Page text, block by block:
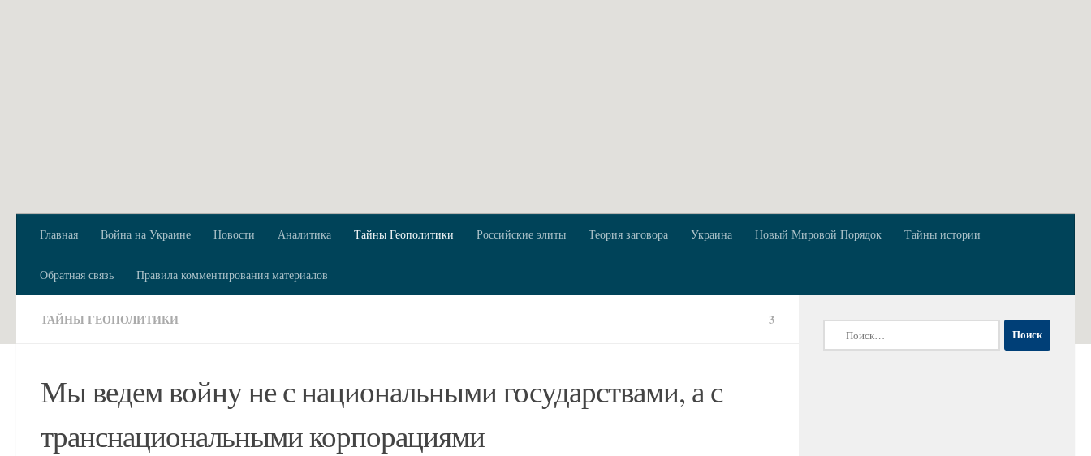
Главная Война на Украине Новости Аналитика Тайны Геополитики Российские элиты Теория заговора Украина Новый Мировой Порядок Тайны истории
Обратная связь Правила комментирования материалов
ТАЙНЫ ГЕОПОЛИТИКИ 3
Мы ведем войну не с национальными государствами, а с
транснациональными корпорациями